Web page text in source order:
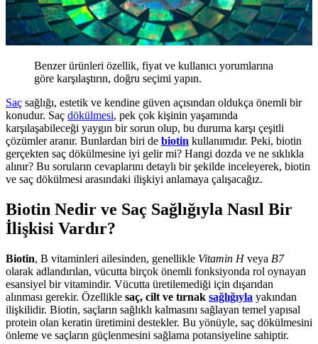
Benzer ürünleri özellik, fiyat ve kullanıcı yorumlarına
göre karşılaştırın, doğru seçimi yapın.
Saç sağlığı, estetik ve kendine güven açısından oldukça önemli bir
konudur. Saç dökülmesi, pek çok kişinin yaşamında
karşılaşabileceği yaygın bir sorun olup, bu duruma karşı çeşitli
çözümler aranır. Bunlardan biri de biotin kullanımıdır. Peki, biotin
gerçekten saç dökülmesine iyi gelir mi? Hangi dozda ve ne sıklıkla
alınır? Bu soruların cevaplarını detaylı bir şekilde inceleyerek, biotin
ve saç dökülmesi arasındaki ilişkiyi anlamaya çalışacağız.
Biotin Nedir ve Saç Sağlığıyla Nasıl Bir
İlişkisi Vardır?
Biotin, B vitaminleri ailesinden, genellikle Vitamin Hveya B7
olarak adlandırılan, vücutta birçok önemli fonksiyonda rol oynayan
esansiyel bir vitamindir. Vücutta üretilemediği için dışarıdan
alınması gerekir. Özellikle saç, cilt ve tırnak sağlığıyla yakından
ilişkilidir. Biotin, saçların sağlıklı kalmasını sağlayan temel yapısal
protein olan keratin üretimini destekler. Bu yönüyle, saç dökülmesini
önleme ve saçların güçlenmesini sağlama potansiyeline sahiptir.